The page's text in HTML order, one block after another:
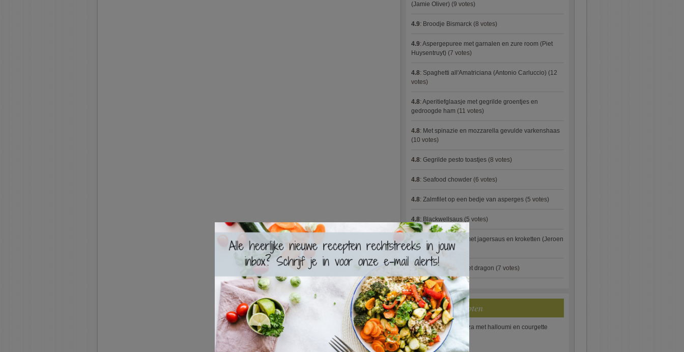
(Jamie Oliver) (9 votes)
4.9: Broodje Bismarck (8 votes)
4.9: Aspergepuree met garnalen en zure room (Piet
Huysentruyt) (7 votes)
4.8: Spaghetti all'Amatriciana (Antonio Carluccio) (12
votes)
4.8: Aperitiefglaasje met gegrilde groentjes en
gedroogde ham (11 votes)
4.8: Met spinazie en mozzarella gevulde varkenshaas
(10 votes)
4.8: Gegrilde pesto toastjes (8 votes)
4.8: Seafood chowder (6 votes)
4.8: Zalmfilet op een bedje van asperges (5 votes)
4.8: Blackwellsaus (5 votes)
4.7
Varkenshaasje met jagersaus en kroketten (Jeroen
Meus)(15 votes)
4.7:Gestoofde kip met dragon (7 votes)
Nieuwste Recepten
Turkse pizza met halloumi en courgette
×